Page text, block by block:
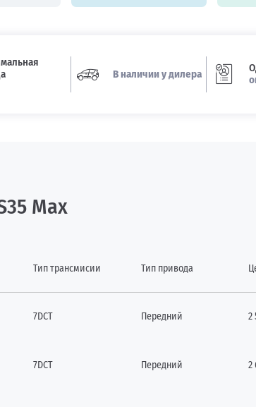
В наличии у дилера
Max
Тип трансмисии Тип привода
7DCT Передний 2
7DCT Передний 2